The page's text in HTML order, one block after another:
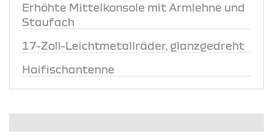
Erhöhte Mittelkonsole mit Armlehne und
Staufach
17-Zoll-Leichtmetallräder, glanzgedreht
Haifischantenne